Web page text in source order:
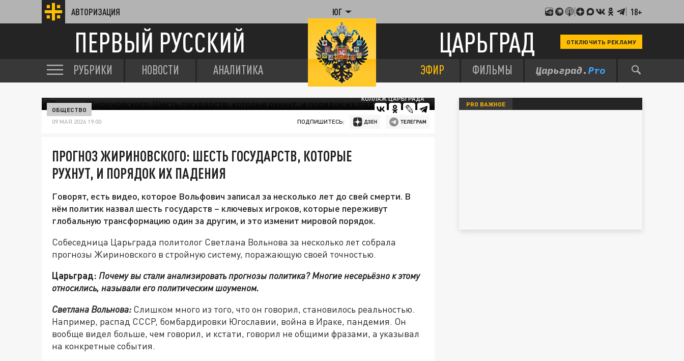
АВТОРИЗАЦИЯ ЮГ 18+
ПЕРВЫЙ РУССКИЙ ЦАРЬГРАД ОТКЛЮЧИТЬ РЕКЛАМУ
РУБРИКИ НОВОСТИ АНАЛИТИКА ЭФИР ФИЛЬМЫ
КОЛЛАЖ ЦАРЬГРАДА
ОБЩЕСТВО
09 МАЯ 2026 19:00 ПОДПИШИТЕСЬ:
ПРОГНОЗ ЖИРИНОВСКОГО: ШЕСТЬ ГОСУДАРСТВ, КОТОРЫЕ
РУХНУТ, И ПОРЯДОК ИХ ПАДЕНИЯ
Говорят, есть видео, которое Вольфович записал за несколько лет до свей смерти. В
нём политик назвал шесть государств – ключевых игроков, которые переживут
глобальную трансформацию один за другим, и это изменит мировой порядок.
Собеседница Царьграда политолог Светлана Вольнова за несколько лет собрала
прогнозы Жириновского в стройную систему, поражающую своей точностью.
Царьград: Почему вы стали анализировать прогнозы политика? Многие несерьёзно к этому
относились, называли его политическим шоуменом.
Светлана Вольнова: Слишком много из того, что он говорил, становилось реальностью.
Например, распад СССР, бомбардировки Югославии, война в Ираке, пандемия. Он
вообще видел больше, чем говорил, и кстати, говорил не общими фразами, а указывал
на конкретные события.
PRO ВАЖНОЕ